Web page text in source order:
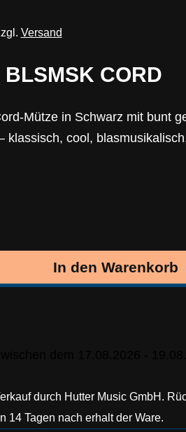
Versand
BLSMSK CORD
Mütze in Schwarz mit bunt
klassisch, cool,
In den Warenkorb
durch Hutter Music GmbH.
14 Tagen nach erhalt der Ware.